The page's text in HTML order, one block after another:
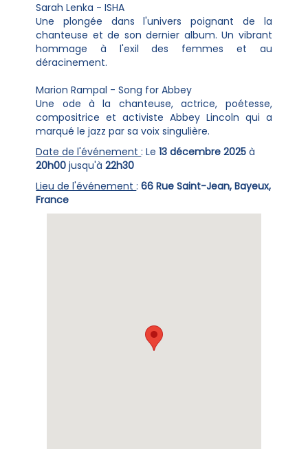
Sarah Lenka - ISHA
Une plongée dans l'univers poignant de la
chanteuse et de son dernier album. Un vibrant
hommage à l'exil des femmes et au
déracinement.
Marion Rampal - Song for Abbey
Une ode à la chanteuse, actrice, poétesse,
compositrice et activiste Abbey Lincoln qui a
marqué le jazz par sa voix singulière.
Date de l'événement: Le13 décembre 2025 à
20h00 jusqu'à22h30
Lieu de l'événement:66 Rue Saint-Jean, Bayeux,
France